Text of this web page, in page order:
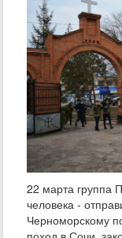
22 марта группа
человека -
Черноморскому